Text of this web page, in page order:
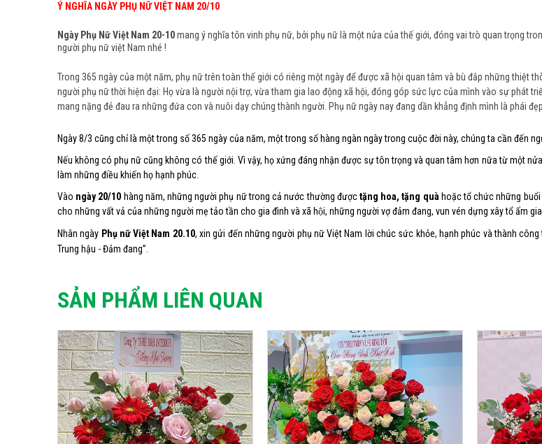
Ý NGHĨA NGÀY PHỤ NỮ VIỆT NAM 20/10
Ngày Phụ Nữ Việt Nam 20-10mang ý nghĩa tôn vinh phụ nữ, bởi phụ nữ là một nửa của thế giới, đóng vai trò quan trọng
người phụ nữ việt Nam nhé !
Trong 365 ngày của một năm, phụ nữ trên toàn thế giới có riêng một ngày để được xã hội quan tâm và bù đắp những thiệt
người phụ nữ thời hiện đại: Họ vừa là người nội trợ, vừa tham gia lao động xã hội, đóng góp sức lực của mình vào sự phát
mang nặng đẻ đau ra những đứa con và nuôi dạy chúng thành người. Phụ nữ ngày nay đang dần khẳng định mình là phái
Ngày 8/3 cũng chỉ là một trong số 365 ngày của năm, một trong số hàng ngàn ngày trong cuộc đời này, chúng ta cần đến
Nếu không có phụ nữ cũng không có thế giới. Vì vậy, họ xứng đáng nhận được sự tôn trọng và quan tâm hơn nữa từ một
làm những điều khiến họ hạnh phúc.
Vào ngày 20/10 hàng năm, những người phụ nữ trong cả nước thường đượctặng hoa, tặng quà hoặc tổ chức những
cho những vất vả của những người mẹ tảo tần cho gia đình và xã hội, những người vợ đảm đang, vun vén dựng xây tổ ấm gia
Nhân ngày Phụ nữ Việt Nam 20.10, xin gửi đến những người phụ nữ Việt Nam lời chúc sức khỏe, hạnh phúc và thành
Trung hậu - Đảm đang”.
SẢN PHẨM LIÊN QUAN